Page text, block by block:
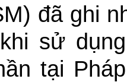
đã ghi
sử
tại